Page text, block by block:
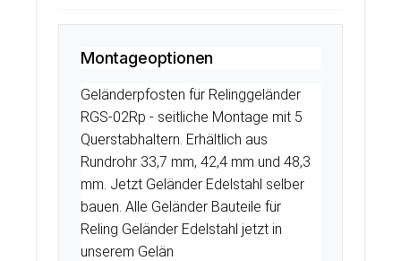
Montageoptionen
Geländerpfosten für Relinggeländer
RGS-02Rp - seitliche Montage mit 5
Querstabhaltern. Erhältlich aus
Rundrohr 33,7 mm, 42,4 mm und 48,3
mm. Jetzt Geländer Edelstahl selber
bauen. Alle Geländer Bauteile für
Reling Geländer Edelstahl jetzt in
unserem Gelän